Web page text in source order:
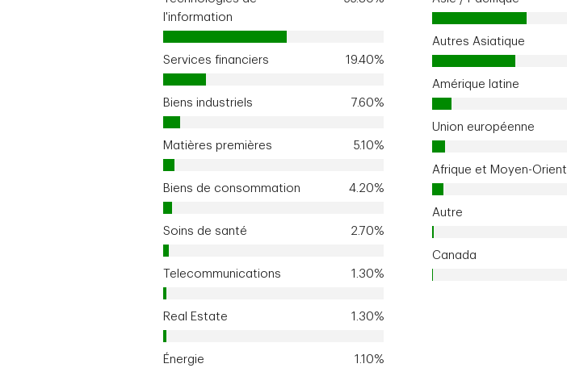
l'information
Services financiers 19.40%
Biens industriels 7.60%
Matières premières 5.10%
Biens de consommation 4.20%
Soins de santé 2.70%
Telecommunications 1.30%
Real Estate 1.30%
Énergie 1.10%
Autres Asiatique
Amérique latine
Union européenne
Afrique et Moyen-Orient
Autre
Canada